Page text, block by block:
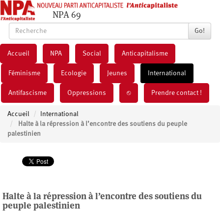
NPA 69
Go!
Accueil NPA Social Anticapitalisme
Féminisme Ecologie Jeunes International
Antifascisme Oppressions ⎋ Prendre contact !
Accueil
International
Halte à la répression à l’encontre des soutiens du peuple
palestinien
Halte à la répression à l’encontre des soutiens du
peuple palestinien